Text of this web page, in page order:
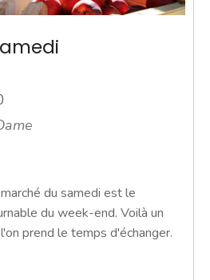
du samedi est le
du week-end. Voilà un
prend le temps d'échanger.